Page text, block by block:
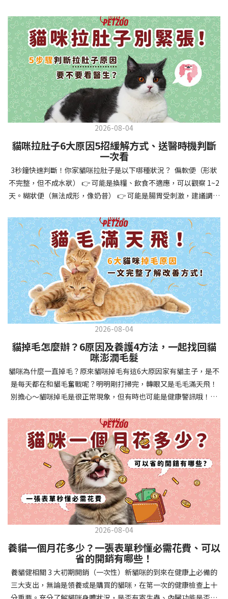
的行為問題，並建立人犬間的健康關係。 建立安全健康的生活環境
透過基礎訓練，幼犬能學會家居規則，避免危險行為和破壞家具。
像是「不」和「放下」等指令可以阻止幼犬咬電線或誤食有害物
質，有效降低居家意外風險。規律的如廁訓練則能養成良好衛生習
慣，讓家中環境保持乾淨舒適。增強溝通與信任關係訓練過程就像
建立一種共同語言，幫助你和幼犬更好地理解彼此。當幼犬學會回
應你的指令，不只增加了互動機會，也建立了主人作為領導者的地
位。正向獎勵式訓練更能培養幼犬對你的信任感，強化情感連結，
創造更和諧的相處模式。培養社交技能與適應能力及早接觸各種環
境和刺激，能幫助幼犬成長為自信穩定的成犬。適當的社會化訓練
讓牠們學會如何與其他狗狗、動物和人類和平相處，減少恐懼或攻
擊行為。這種適應能力使幼犬未來能從容面對獸醫檢查、美容
salon、寄宿或旅行等各種情境，大大提升生活品質。 訓練幼犬不只
是教會指令，更是塑造性格和習慣的過程！ 透過耐心且一致的訓
練，你不僅能擁有一隻聽話的好狗狗，更能建立起相互尊重的終身
相處中獲得回報狗狗訓練指南，六步驟培養幼犬開始幼犬訓練時，
系統性的方法能帶來最佳效果。從信任建立到習慣養成，每個階段
都至關重要，缺一不可。良好的訓練應循序漸進，把握幼犬成長敏
感期，以積極正向的方式引導。遵循這六個步驟，即使是第一次養
狗的新手，也能輕鬆將調皮的小狗訓練成聽話的好夥伴！建立信任
基礎 幼犬訓練的第一步不是教指令，而是建立信任。剛到新家的幼
犬可能感到緊張不安，給予適當空間適應環境很重要。用溫柔的聲
音交談，提供安全舒適的窩，維持規律的餵食和如廁時間，讓幼犬
感到安心。輕輕撫摸、溫柔擁抱，每天安排固定玩耍時間，這些都
任你後，可開始教導基本指令。從簡單的「坐下」開始，再逐步學
習「趴下」、「等待」和「過來」。每次訓練保持在5-10分鐘內，
避免幼犬注意力分散。使用清晰一致的口令和手勢，成功時立即給
予獎勵和讚美。記住，重複是學習的關鍵，每天多次短時間練習效
果最佳。調整日常行為除了基本指令，幼犬還需學習生活禮儀。如
時立即獎勵。另外要處理的常見問題包括咬人、啃咬家具和亂叫。
每當出現不當行為，給予適當替代品（如咬玩具代替咬手），並在
幼犬選擇正確行為時獎勵，這比責罵更有效。社交化訓練 兩個月大
的幼犬正處於社會化黃金期，這階段的經驗將深刻影響未來性格。
安排幼犬接觸不同人類（包括兒童、戴眼鏡的人、使用拐杖的人
等）、各種動物、交通工具和環境聲音。起初保持在安全、受控的
情境中，逐漸增加複雜度。每次正面社交體驗後給予獎勵，建立幼
犬對新事物的積極態度。進階技巧強化 基礎訓練穩固後，可以進入
更複雜的技巧訓練。這包括遠距離控制、不同干擾下的指令遵從、
多步驟動作等。使用延遲獎勵技巧，讓幼犬學會即使沒有立即獎勵
也能保持良好行為。引入不同環境中的訓練，如公園、寵物店等，
幫助幼犬在各種情境下都能聽從指令。維持良好習慣 成功的訓練不
是一次性的，而是需要持續維護。即使幼犬已經掌握所有技能，也
要定期複習，防止行為退化。將訓練融入日常生活，如出門前的
2026-08-04
貓咪拉肚子6大原因5招緩解方式、送醫時機判斷
一次看
3秒鐘快速判斷！你家貓咪拉肚子是以下哪種狀況？ 偏軟便（形狀
不完整，但不成水狀） 👉 可能是換糧、飲食不適應，可以觀察 1~2
天。糊狀便（無法成形，像奶昔） 👉 可能是腸胃受刺激，建議調整
若超過 24 小時沒改善，建議就醫。血便（帶血絲或黑色糞便） 👉
可能是嚴重腸胃問題，應立即帶去獸醫院！想知道貓咪拉肚子的真
正原因，只要透過 5 個簡單步驟，就能判斷問題嚴重性，決定是否
需要就醫！接下來我們一起來看看該怎麼做吧！🐾 貓咪拉肚子怎麼
辦？5步驟判斷貓咪拉肚子是否需要馬上看醫生貓咪拉肚子的因素與
許多原因有關，更換食物、誤食異物或不乾淨的東西、寄生蟲、其
他疾病。 5 步驟判斷貓咪拉肚子原因，要不要看醫生？當貓咪拉肚
子時，不用慌張！透過以下 5 個步驟，就能快速判斷原因，並決定
是否需要帶去獸醫院。📌 貓咪拉肚子判斷步驟1：觀察糞便的狀態：
糞便質地是關鍵！不同形態代表不同的腸胃狀況📌 貓咪拉肚子判斷
步驟2：回想最近的飲食變化：有沒有突然換飼料或罐頭？ 有沒有吃
到新零食或人類食物？ 是否誤食異物？📌 貓咪拉肚子判斷步驟3：
確認環境與生活作息：最近是否搬家、換貓砂、新成員加入？ 天氣
是否有變化？ 飼主是否長時間外出？📌 貓咪拉肚子判斷步驟4：觀
察貓咪的精神與食慾：貓咪精神好嗎？、食慾是否正常？，可先觀
下降，表示身體狀況不佳，應儘快就醫！📌 貓咪拉肚子判斷步驟5：
檢查是否需要帶去看獸醫 如果拉肚子 1~2 次但精神好、食慾正常，
可以先觀察，如果腹瀉超過 48 小時或水狀腹瀉 + 嗜睡、食慾下降、
嘔吐 應立即就醫。 透過這 5 個步驟，你可以快速判斷貓咪拉肚子的
原因與嚴重程度，確保毛孩的腸胃健康！如果不確定情況，還是建
議讓獸醫檢查，才能安心哦！🐾💖4種高風險群貓咪拉肚子要小心高
風險貓咪包含：幼貓、老貓、懷孕貓、有慢性疾病貓，這些貓咪在
身體狀況出現警訊時要特別注意，如拉肚子次數超過2次以上，就建
議直接尋求獸醫協助。2要訣判斷貓咪拉肚子要不要看醫生 高風險貓
的貓咪，如拉肚子超過2-3天，建議直接尋求獸醫師協助。並記得提
供觀察紀錄給予獸醫師進行專業判斷。貓咪拉肚子但精神很好？如
果飼主有發現貓咪拉肚子的情形，但貓咪的精神很好。有可能與飲
食方便相關，回想是否進食新的食物，或是正進行飼料更換的過
2026-08-04
貓掉毛怎麼辦？6原因及養護4方法，一起找回貓
咪澎潤毛髮
貓咪為什麼一直掉毛？原來貓咪掉毛有這6大原因家有貓主子，是不
是每天都在和貓毛奮戰呢？明明剛打掃完，轉眼又是毛毛滿天飛！
別擔心～貓咪掉毛是很正常現象，但有時也可能是健康警訊哦！以
兩全其美！貓咪掉毛原因1. 皮膚問題貓咪皮膚問題是造成掉毛的常
見兇手！皮膚發炎、感染或是長期搔癢，都會讓貓咪的毛髮失去健
康光澤並大量脫落。常見的皮膚問題包括皮膚黴菌、細菌感染、疥
癬蟲等寄生蟲，甚至是皮膚過度乾燥。如果發現貓咪皮膚有紅腫、
結痂、脫屑或異常氣味，同時伴隨掉毛，建議盡快帶牠看獸醫哦！
貓咪掉毛原因2. 過敏誰說只有人類會過敏？貓咪也會！貓咪可能對
環境中的塵蟎、花粉、清潔劑，甚至是食物中的某些成分產生過敏
反應。過敏症狀不只是打噴嚏、流眼淚，還會引起皮膚搔癢和掉毛
問題。特別是食物過敏，更是常被忽略的掉毛元兇！如果貓咪經常
抓癢或舔舐特定部位，同時伴隨掉毛，很可能是過敏在作怪呢！貓
咪掉毛原因3. 營養不足貓咪的毛髮健康與營養息息相關！當貓咪飲
食中缺乏必要的蛋白質、脂肪酸（尤其是Omega-3和Omega-
6）、維生素或礦物質時，毛髮就會變得乾燥、脆弱，容易斷裂脫
落。長期餵食低品質或不均衡的貓糧，可能使貓咪營養不良，進而
2026-08-04
養貓一個月花多少？一張表單秒懂必需花費、可以
省的開銷有哪些！
養貓健相關 3 大初期開銷（一次性）新貓咪的到來在健康上必備的
三大支出，無論是領養或是購買的貓咪，在第一次的健康檢查上十